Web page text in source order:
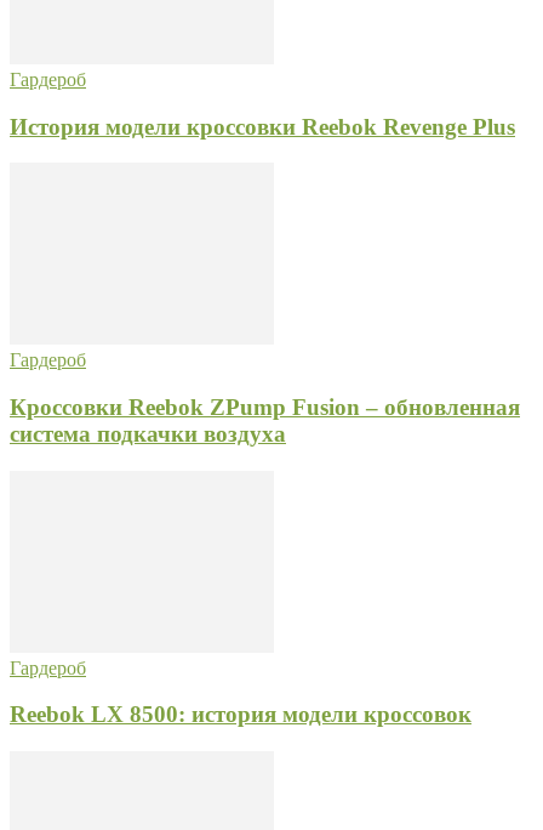
Гардероб
История модели кроссовки Reebok Revenge Plus
Гардероб
Кроссовки Reebok ZPump Fusion – обновленная
система подкачки воздуха
Гардероб
Reebok LX 8500: история модели кроссовок